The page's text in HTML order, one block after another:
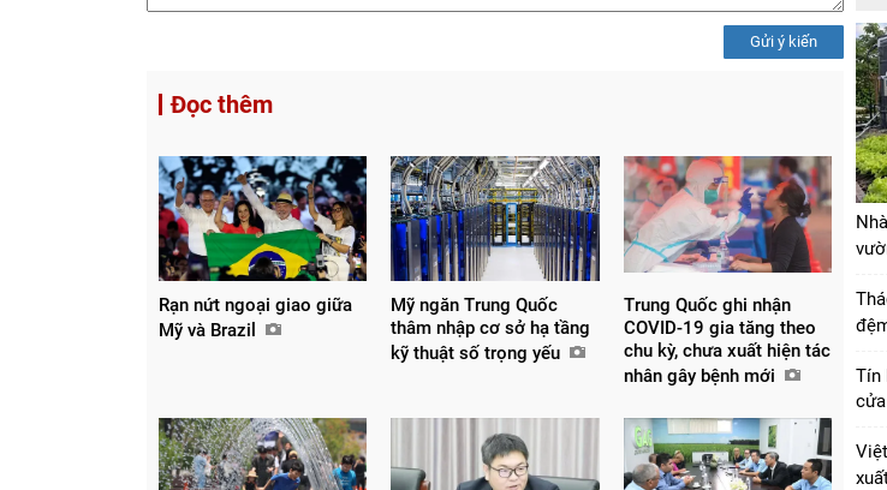
Gửi ý kiến
Đọc thêm
Rạn nứt ngoại giao giữa
Mỹ và Brazil
Mỹ ngăn Trung Quốc
thâm nhập cơ sở hạ tầng
kỹ thuật số trọng yếu
Trung Quốc ghi nhận
COVID-19 gia tăng theo
chu kỳ, chưa xuất hiện tác
nhân gây bệnh mới
Tín